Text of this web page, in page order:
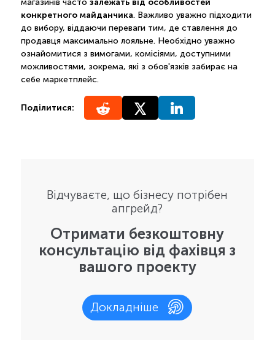
магазинів часто
конкретного майданчика. Важливо уважно підходити
до вибору, віддаючи переваги тим, де ставлення до
продавця максимально лояльне. Необхідно уважно
ознайомитися з вимогами, комісіями, доступними
можливостями, зокрема, які з обов'язків забирає на
себе маркетплейс.
Поділитися:
Відчуваєте, що бізнесу потрібен
апгрейд?
Отримати безкоштовну
консультацію від фахівця з
вашого проекту
Докладніше